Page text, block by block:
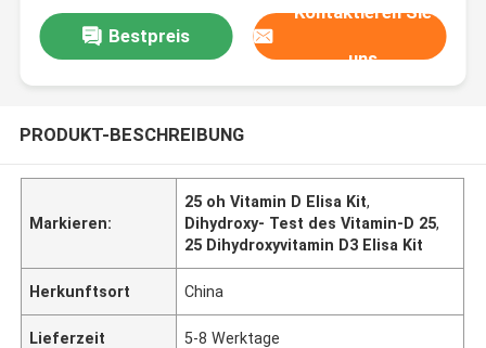
Bestpreis
Kontaktieren Sie
uns
PRODUKT-BESCHREIBUNG
Markieren:
25 oh Vitamin D Elisa Kit,
Dihydroxy- Test des Vitamin-D 25,
25 Dihydroxyvitamin D3 Elisa Kit
Herkunftsort China
Lieferzeit 5-8 Werktage